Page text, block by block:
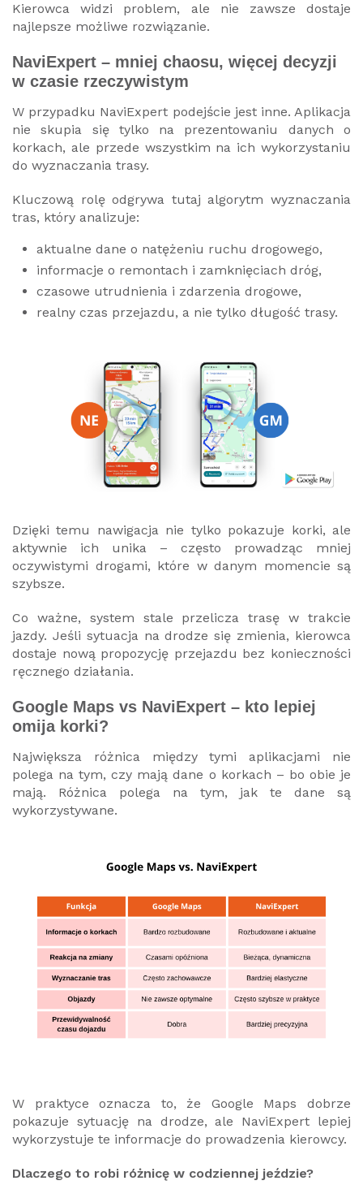
Kierowca widzi problem, ale nie zawsze dostaje
najlepsze możliwe rozwiązanie.
NaviExpert – mniej chaosu, więcej decyzji
w czasie rzeczywistym
W przypadku NaviExpert podejście jest inne. Aplikacja
nie skupia się tylko na prezentowaniu danych o
korkach, ale przede wszystkim na ich wykorzystaniu
do wyznaczania trasy.
Kluczową rolę odgrywa tutaj algorytm wyznaczania
tras, który analizuje:
aktualne dane o natężeniu ruchu drogowego,
informacje o remontach i zamknięciach dróg,
czasowe utrudnienia i zdarzenia drogowe,
realny czas przejazdu, a nie tylko długość trasy.
Dzięki temu nawigacja nie tylko pokazuje korki, ale
aktywnie ich unika – często prowadząc mniej
oczywistymi drogami, które w danym momencie są
szybsze.
Co ważne, system stale przelicza trasę w trakcie
jazdy. Jeśli sytuacja na drodze się zmienia, kierowca
dostaje nową propozycję przejazdu bez konieczności
ręcznego działania.
Google Maps vs NaviExpert – kto lepiej
omija korki?
Największa różnica między tymi aplikacjami nie
polega na tym, czy mają dane o korkach – bo obie je
mają. Różnica polega na tym, jak te dane są
wykorzystywane.
W praktyce oznacza to, że Google Maps dobrze
pokazuje sytuację na drodze, ale NaviExpert lepiej
wykorzystuje te informacje do prowadzenia kierowcy.
Dlaczego to robi różnicę w codziennej jeździe?